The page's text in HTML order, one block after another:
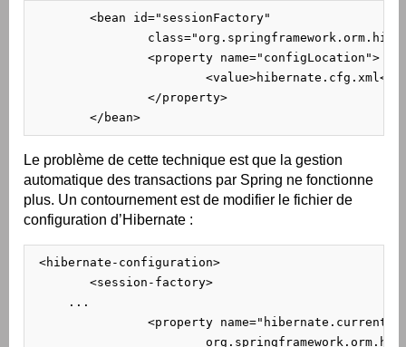
	</bean>
Le problème de cette technique est que la gestion
automatique des transactions par Spring ne fonctionne
plus. Un contournement est de modifier le fichier de
configuration d’Hibernate :
<hibernate-configuration>
     ...